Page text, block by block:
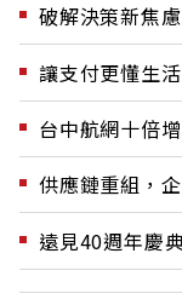
破解決策新焦
讓支付更懂生
台中航網十倍
供應鏈重組，
遠見40週年慶